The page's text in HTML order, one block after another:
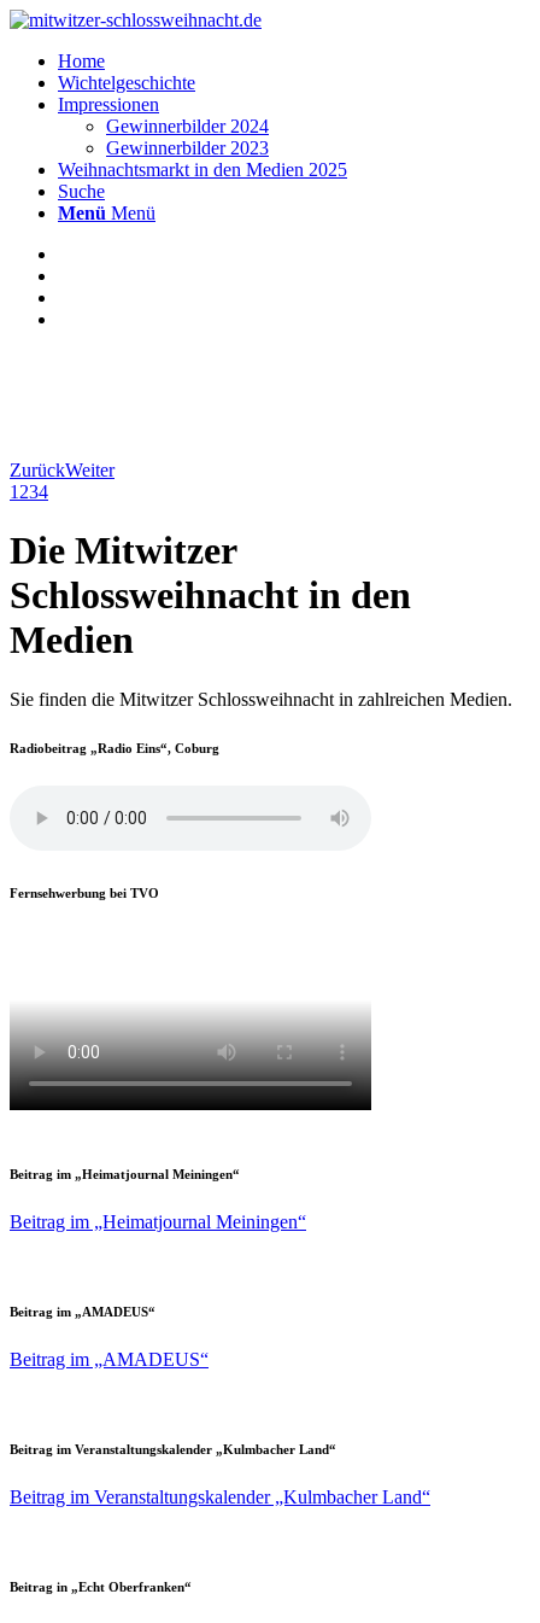
Home
Wichtelgeschichte
Impressionen
Gewinnerbilder 2024
Gewinnerbilder 2023
Weihnachtsmarkt in den Medien 2025
Suche
Menü Menü
ZurückWeiter
1 234
Die Mitwitzer
Schlossweihnacht in den
Medien
Sie finden die Mitwitzer Schlossweihnacht in zahlreichen Medien.
Radiobeitrag „Radio Eins“, Coburg
Fernsehwerbung bei TVO
Beitrag im „Heimatjournal Meiningen“
Beitrag im „Heimatjournal Meiningen“
Beitrag im „AMADEUS“
Beitrag im „AMADEUS“
Beitrag im Veranstaltungskalender „Kulmbacher Land“
Beitrag im Veranstaltungskalender „Kulmbacher Land“
Beitrag in „Echt Oberfranken“